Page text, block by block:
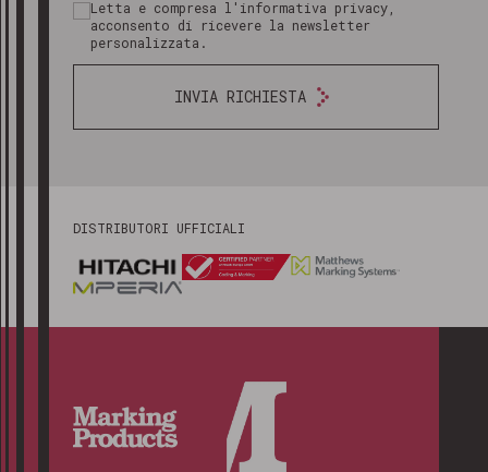
Letta e compresa l'informativa privacy,
acconsento di ricevere la newsletter
personalizzata.
INVIA RICHIESTA
DISTRIBUTORI UFFICIALI